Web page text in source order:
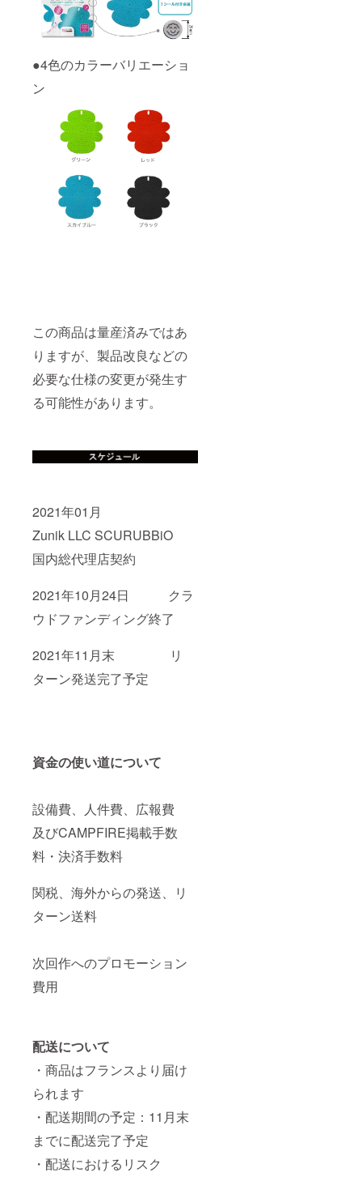
●4色のカラーバリエーショ
ン
この商品は量産済みではあ
りますが、製品改良などの
必要な仕様の変更が発生す
る可能性があります。
2021年01月
Zunik LLC SCURUBBiO
国内総代理店契約
2021年10月24日 クラ
ウドファンディング終了
2021年11月末 リ
ターン発送完了予定
資金の使い道について
設備費、人件費、広報費
及びCAMPFIRE掲載手数
料・決済手数料
関税、海外からの発送、リ
ターン送料
次回作へのプロモーション
費用
配送について
・商品はフランスより届け
られます
・配送期間の予定：11月末
までに配送完了予定
・配送におけるリスク